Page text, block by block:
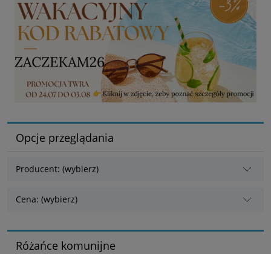
Opcje przeglądania
Producent: (wybierz)
Cena: (wybierz)
Różańce komunijne